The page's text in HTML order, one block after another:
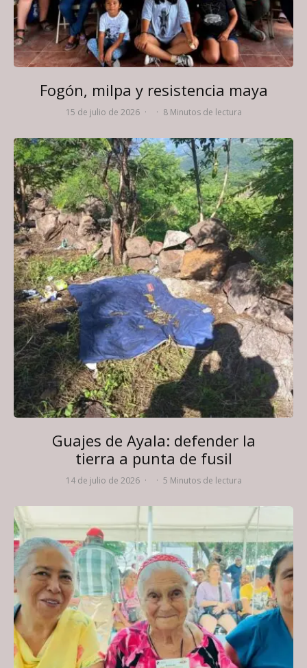
Fogón, milpa y resistencia maya
15 de julio de 2026 · · 8 Minutos de lectura
Guajes de Ayala: defender la
tierra a punta de fusil
14 de julio de 2026 · · 5 Minutos de lectura